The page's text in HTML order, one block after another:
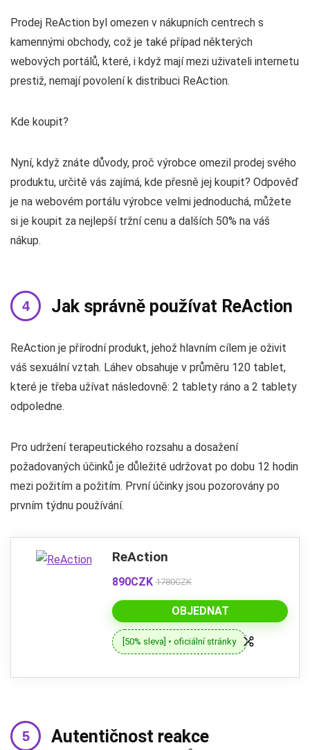
Prodej ReAction byl omezen v nákupních centrech s
kamennými obchody, což je také případ některých
webových portálů, které, i když mají mezi uživateli internetu
prestiž, nemají povolení k distribuci ReAction.
Kde koupit?
Nyní, když znáte důvody, proč výrobce omezil prodej svého
produktu, určitě vás zajímá, kde přesně jej koupit? Odpověď
je na webovém portálu výrobce velmi jednoduchá, můžete
si je koupit za nejlepší tržní cenu a dalších 50% na váš
nákup.
Jak správně používat ReAction
ReAction je přírodní produkt, jehož hlavním cílem je oživit
váš sexuální vztah. Láhev obsahuje v průměru 120 tablet,
které je třeba užívat následovně: 2 tablety ráno a 2 tablety
odpoledne.
Pro udržení terapeutického rozsahu a dosažení
požadovaných účinků je důležité udržovat po dobu 12 hodin
mezi požitím a požitím. První účinky jsou pozorovány po
prvním týdnu používání.
ReAction
890CZK 1780CZK
OBJEDNAT
[50% sleva] • oficiální stránky
Autentičnost reakce